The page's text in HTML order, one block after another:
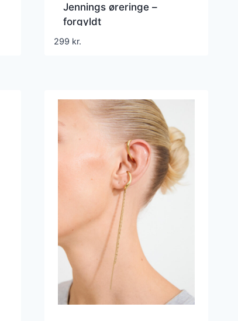
Jennings øreringe –
forgyldt
299 kr.